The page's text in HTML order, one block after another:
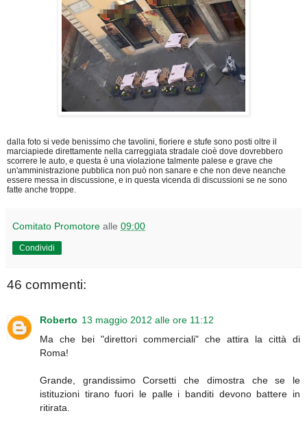
dalla foto si vede benissimo che tavolini, fioriere e stufe sono posti oltre il
marciapiede direttamente nella carreggiata stradale cioè dove dovrebbero
scorrere le auto, e questa è una violazione talmente palese e grave che
un'amministrazione pubblica non può non sanare e che non deve neanche
essere messa in discussione, e in questa vicenda di discussioni se ne sono
fatte anche troppe.
Comitato Promotore alle 09:00
Condividi
46 commenti:
Roberto 13 maggio 2012 alle ore 11:12
Ma che bei "direttori commerciali" che attira la città di
Roma!
Grande, grandissimo Corsetti che dimostra che se le
istituzioni tirano fuori le palle i banditi devono battere in
ritirata.